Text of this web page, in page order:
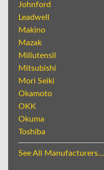
Johnford
Leadwell
Makino
Mazak
Millutensil
Mitsubishi
Mori Seiki
Okamoto
OKK
Okuma
Toshiba
See All Manufacturers...